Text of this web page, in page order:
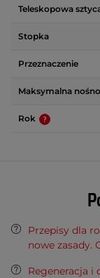
Teleskopowa
Stopka
Przeznaczenie
Maksymalna
Rok
Przepisy dla
nowe zasady.
Regeneracja